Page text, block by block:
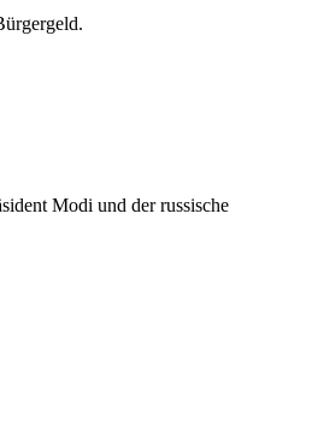
Modi und der russische